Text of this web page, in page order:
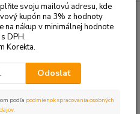
Hewlett Packard
HP OfficeJet
tovar.
svoju mailovú adresu, kde
kupón na 3% z hodnoty
na nákup v minimálnej hodnote
DPH.
Korekta.
Odoslať
podľa podmienok spracovania osobných
.